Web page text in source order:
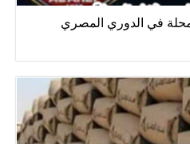
في الدوري المصري